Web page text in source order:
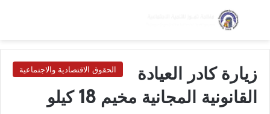
بحث عن
الحقوق الاقتصادية والاجتماعية
زيارة كادر العيادة
القانونية المجانية مخيم 18 كيلو